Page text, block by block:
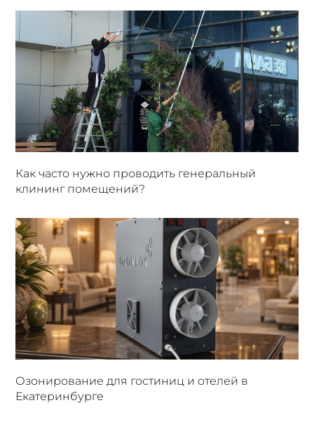
Как часто нужно проводить генеральный
клининг помещений?
Озонирование для гостиниц и отелей в
Екатеринбурге